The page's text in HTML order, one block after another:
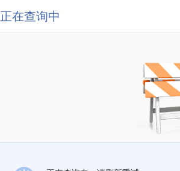
正在查询中